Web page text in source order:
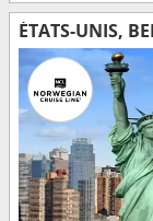
ÉTATS-UNIS,